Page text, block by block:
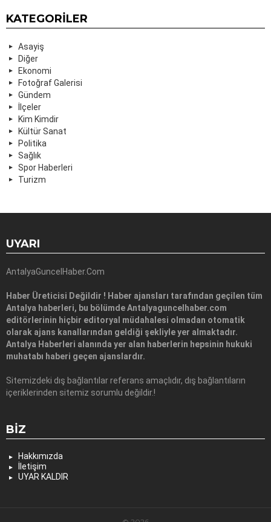
KATEGORILER
Asayiş
Diğer
Ekonomi
Fotoğraf Galerisi
Gündem
İlçeler
Kim Kimdir
Kültür Sanat
Politika
Sağlık
Spor Haberleri
Turizm
UYARI
AntalyaGuncelHaber.Com
Haber Üreticisi Değildir ! Haber ajansları tarafından geçilen tüm
Antalya haberleri, bu bölümde Antalyaguncelhaber.com
editörlerinin hiçbir editoryal müdahalesi olmadan otomatik
olarak ajans kanallarından geldiği şekliyle yer almaktadır.
Antalya Haberleri alanında yer alan haberlerin hepsinin hukuki
muhatabı haberi geçen ajanslardır.
Sitemizdeki dış bağlantılar referans amaçlıdır, dış bağlantıların
içeriklerinden sitemiz sorumlu değildir.!
BIZ
Hakkımızda
İletişim
UYAR KALDIR